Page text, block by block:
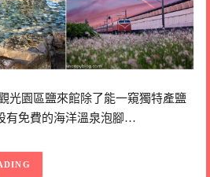
光園區鹽來館除了能一窺獨特產鹽
有免費的海洋溫泉泡腳…